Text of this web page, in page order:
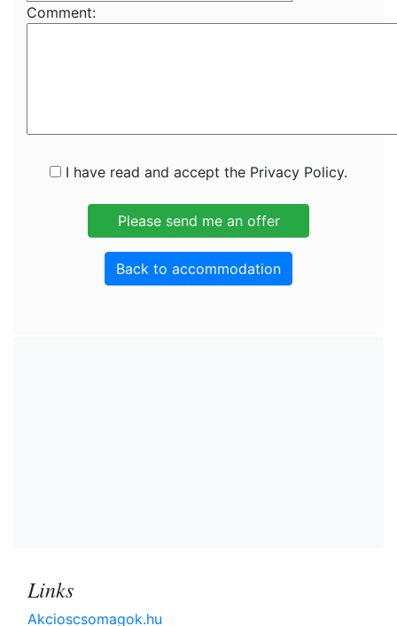
Comment:
I have read and accept the Privacy Policy.
Back to accommodation
Links
Akcioscsomagok.hu